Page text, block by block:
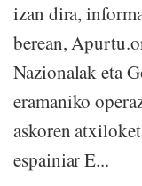
izan dira,
berean,
Nazionalak eta
eramaniko
askoren
espainiar E...